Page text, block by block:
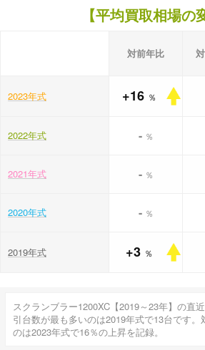
【平均買取相場の
対前年比
2023年式 +16 ％
2022年式 - ％
2021年式 - ％
2020年式 - ％
2019年式 +3 ％
スクランブラー1200XC【2019～23年】の直
引台数が最も多いのは2019年式で13台です。
のは2023年式で16％の上昇を記録。